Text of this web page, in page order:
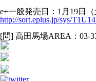
e+一般発売日：1月19日（
http://sort.eplus.jp/sys/
[問] 高田馬場AREA：03-